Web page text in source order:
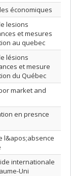
économiques
lesions
et mesures
au quebec
lésions
et mesure
du Québec
market and
en presnce
l&apos;absence
internationale
Uni